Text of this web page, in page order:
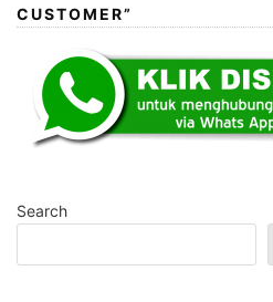
CUSTOMER”
Search